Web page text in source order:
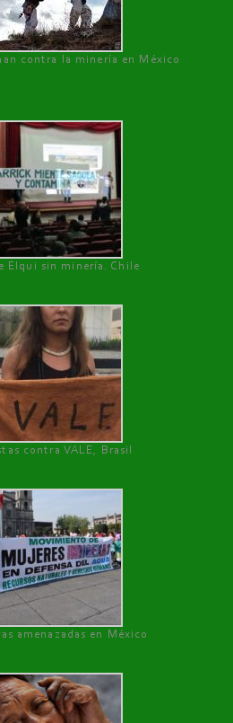
contra la minería en México
Elqui sin minería. Chile
contra VALE, Brasil
amenazadas en México